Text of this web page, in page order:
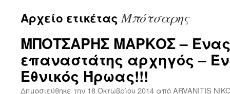
Αρχείο ετικέταςΜπότσαρης
ΜΠΟΤΣΑΡΗΣ ΜΑΡΚΟΣ –
επαναστάτης αρχηγός –
Εθνικός Ήρωας!!!
Δημοσιεύθηκε την 18 Οκτωβρίου 2014 απόARVANITIS